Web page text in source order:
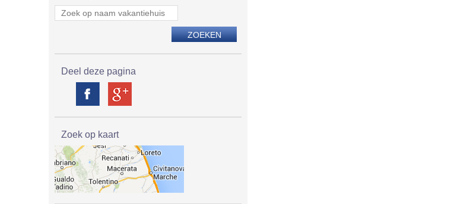
Deel deze pagina
Zoek op kaart